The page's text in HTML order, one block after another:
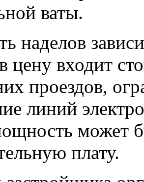
ваты.
наделов
цену входит
проездов,
линий
может
плату.